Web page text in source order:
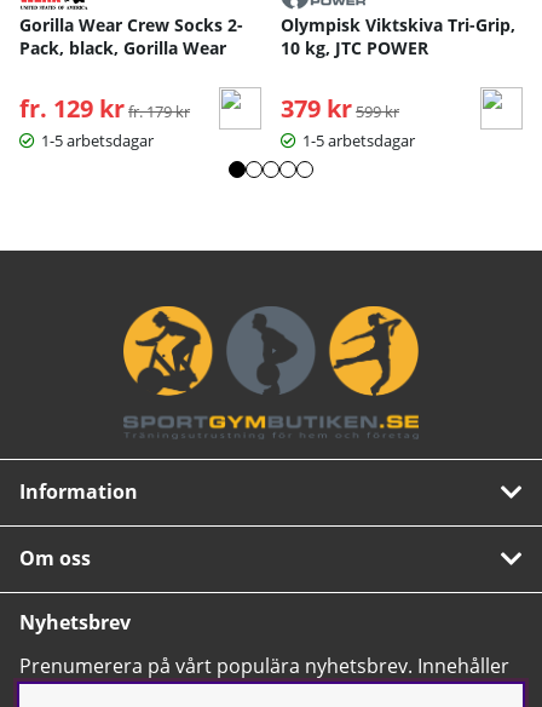
Gorilla Wear Crew Socks 2-
Pack, black, Gorilla Wear
fr. 129 kr Ordinarie pris:
fr. 179 kr
1-5 arbetsdagar
Olympisk Viktskiva Tri-Grip,
10 kg, JTC POWER
379 kr Ordinarie pris:
599 kr
1-5 arbetsdagar
Information
Om oss
Nyhetsbrev
Prenumerera på vårt populära nyhetsbrev. Innehåller
tips, nyheter och våra allra bästa erbjudanden.